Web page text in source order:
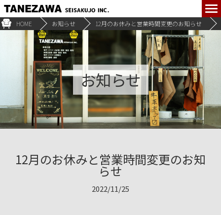
HOME お知らせ 12月のお休みと営業時間変更のお知らせ
お知らせ
12月のお休みと営業時間変更のお知
らせ
2022/11/25